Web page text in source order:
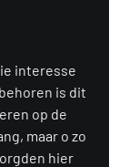
interesse
is dit
op de
maar o zo
hier